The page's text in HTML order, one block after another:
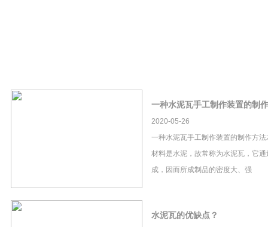
一种水泥瓦手工制作装置的制
2020-05-26
一种水泥瓦手工制作装置的制作方
材料是水泥，故常称为水泥瓦，它
成，因而所成制品的密度大、强
水泥瓦的优缺点？